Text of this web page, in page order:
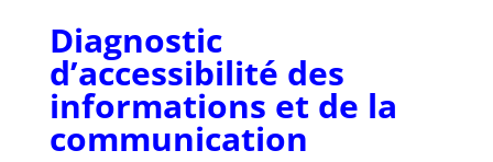
Diagnostic
d’accessibilité des
informations et de la
communication